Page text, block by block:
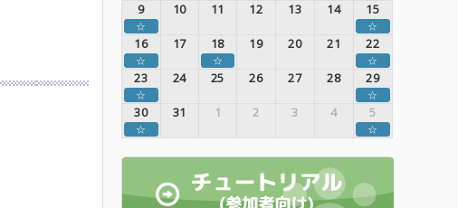
9 10 11 12 13 14 15
☆ ☆
16 17 18 19 20 21 22
☆ ☆ ☆
23 24 25 26 27 28 29
☆ ☆
30 31 1 2 3 4 5
☆ ☆